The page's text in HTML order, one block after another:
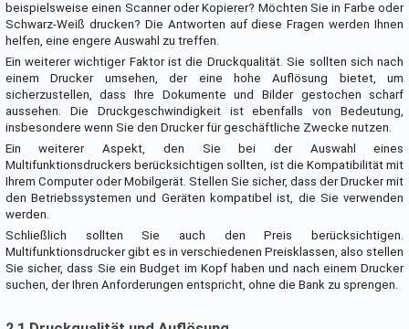
beispielsweise einen Scanner oder Kopierer? Möchten Sie in Farbe oder
Schwarz-Weiß drucken? Die Antworten auf diese Fragen werden Ihnen
helfen, eine engere Auswahl zu treffen.
Ein weiterer wichtiger Faktor ist die Druckqualität. Sie sollten sich nach
einem Drucker umsehen, der eine hohe Auflösung bietet, um
sicherzustellen, dass Ihre Dokumente und Bilder gestochen scharf
aussehen. Die Druckgeschwindigkeit ist ebenfalls von Bedeutung,
insbesondere wenn Sie den Drucker für geschäftliche Zwecke nutzen.
Ein weiterer Aspekt, den Sie bei der Auswahl eines
Multifunktionsdruckers berücksichtigen sollten, ist die Kompatibilität mit
Ihrem Computer oder Mobilgerät. Stellen Sie sicher, dass der Drucker mit
den Betriebssystemen und Geräten kompatibel ist, die Sie verwenden
werden.
Schließlich sollten Sie auch den Preis berücksichtigen.
Multifunktionsdrucker gibt es in verschiedenen Preisklassen, also stellen
Sie sicher, dass Sie ein Budget im Kopf haben und nach einem Drucker
suchen, der Ihren Anforderungen entspricht, ohne die Bank zu sprengen.